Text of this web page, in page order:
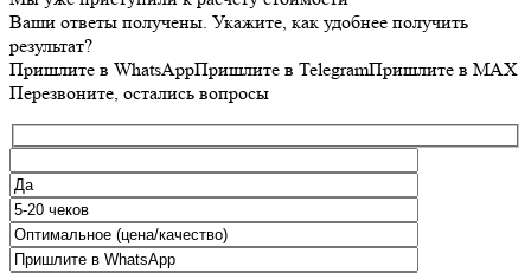
Ваши ответы получены. Укажите, как удобнее получить
результат?
Пришлите в WhatsAppПришлите в TelegramПришлите в MAX
Перезвоните, остались вопросы